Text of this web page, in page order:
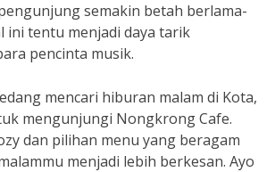
semakin betah berlama-
ini tentu menjadi daya tarik
pencinta musik.
mencari hiburan malam di Kota,
mengunjungi Nongkrong Cafe.
dan pilihan menu yang beragam
menjadi lebih berkesan. Ayo